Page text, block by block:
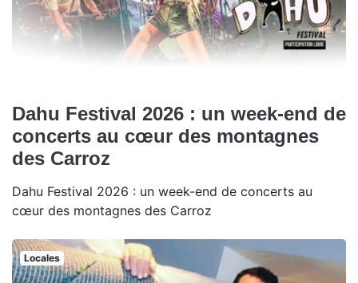
Dahu Festival 2026 : un week-end de
concerts au cœur des montagnes
des Carroz
Dahu Festival 2026 : un week-end de concerts au
cœur des montagnes des Carroz
Locales